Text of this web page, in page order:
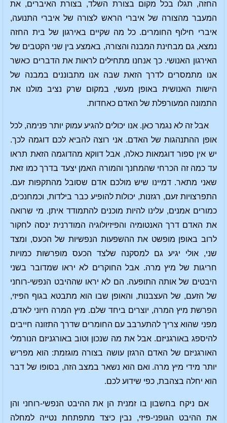
החזה, תגלו בכל מקום בצורת השלד, בצורת האיברים, את
המעבר מהצורה של איברי הראש לצורה של איברי התנועה,
איברי חילוף החומרים. כל מה שקיים באירגון של בית החזה
נמצא, גם מבחינת המבנה והצורה, באמצע בין שני הקטבים של
האירגון האנושי. כך אנחנו מתחילים לראות את הדברים כאשר
אנו מתמסרים לדרך הזאת שבה אנו מתבוננים במבנה של
הישות האנושית באופן מעשי, במקום שרק נציב מולנו את
התמונה המעורפלת של האדם כאחדות.
אבל זה לא נגמר כאן. אנו יכולים להגיע עמוק יותר פנימה, לכל
אופן ההתנהגות של האדם. אני רוצה להביא לכם דוגמה לכך.
יש אין ספור דוגמאות כאלה, אבל דווקא מהדוגמה הזאת תראו
עד כמה זה הכרחי שהמחנך והמורה האמן יצעד בדרך כמו זאת
שאני מתאר. דמיינו שיש מולכם אדם שסובל מהתקפות זעם.
התפרצויות זעם, רגזנות, יכולות להופיע כבר בילדות, וכמחנכים,
כמורים אמנים, עלינו להיות מוכנים להתמודד איתן. מי שרואה
את האדם דרך האנטומיה והפיזיולוגיה המודרנית ינסה לחקור
לרוב באופן מופשט את ההשפעות הנפשיות של הכעס, ומצד
שני, אולי יגיע גם למסקנה שלצד הכעס מופרשות כמויות
חריגות של מיץ מרה. אבל החוקרים לא יראו שמדובר בשני
היבטים של אותה התופעה. הם לא יראו שההיבט הנפשי-רוחני
של הזעם, של העצבנות, והאופן שבו הוא מתבטא בגוף הפיזי,
הפרשת מיץ המרה, יוצרים ביחד שלם. מיץ המרה חיוני לאדם,
מפני שהוא צריך להתערבב עם החומרים שדרך התזונה חייבים
להיספג באורגניזם. אבל את מה שנכון וטוב באורגניזם הנורמלי
האורגניזם של האדם הרגזן עושה בצורה מוגזמת: הוא מפריש
יותר מידי מיץ מרה. ואם הוא נשאר במצב הזה, בסופו של דבר
הוא יחלה בצהבת, כפי שידוע לכם.
אם ניקח בחשבון בו זמנית הן את ההיבט הנפשי-רוחני והן
את ההיבט הגופני-פיזי, נבין כיצד מתפתחת נטייה למחלה